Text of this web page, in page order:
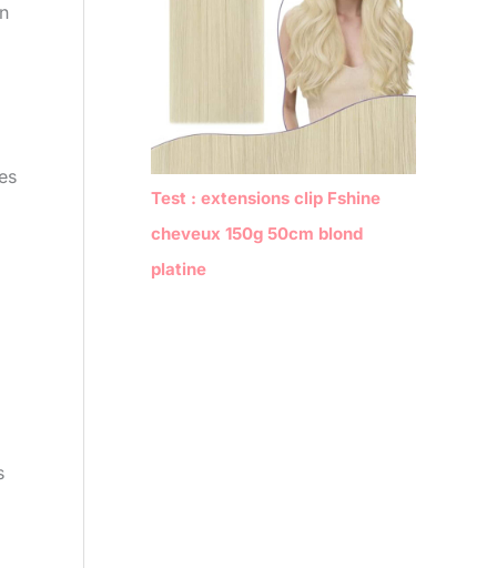
Test : extensions clip Fshine
cheveux 150g 50cm blond
platine